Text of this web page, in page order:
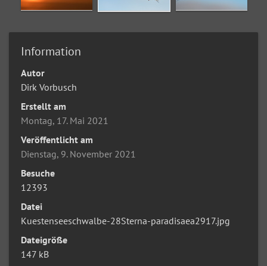
Information
Autor
Dirk Vorbusch
Erstellt am
Montag, 17. Mai 2021
Veröffentlicht am
Dienstag, 9. November 2021
Besuche
12393
Datei
Kuestenseeschwalbe-28Sterna-paradisaea2917.jpg
Dateigröße
147 kB